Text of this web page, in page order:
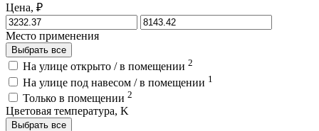
Цена, ₽
Место применения
Выбрать все
На улице открыто / в помещении 2
На улице под навесом / в помещении 1
Только в помещении 2
Цветовая температура, K
Выбрать все